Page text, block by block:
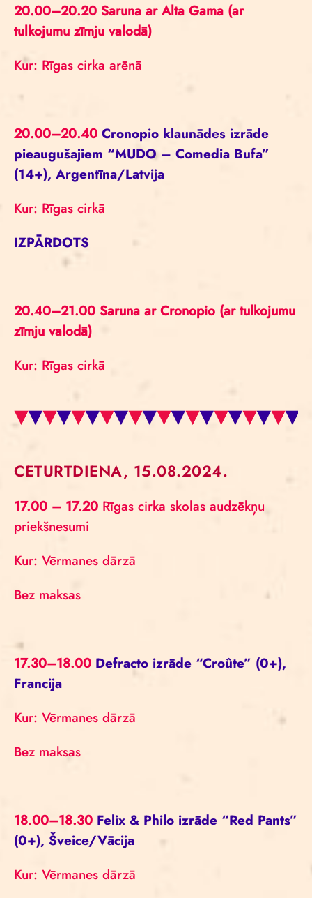
20.00–20.20 Saruna ar Alta Gama (ar
tulkojumu zīmju valodā)
Kur: Rīgas cirka arēnā
20.00–20.40 Cronopio klaunādes izrāde
pieaugušajiem “MUDO – Comedia Bufa”
(14+), Argentīna/Latvija
Kur: Rīgas cirkā
IZPĀRDOTS
20.40–21.00 Saruna ar Cronopio (ar tulkojumu
zīmju valodā)
Kur: Rīgas cirkā
CETURTDIENA, 15.08.2024.
17.00 – 17.20 Rīgas cirka skolas audzēkņu
priekšnesumi
Kur: Vērmanes dārzā
Bez maksas
17.30–18.00 Defracto izrāde “Croûte” (0+),
Francija
Kur: Vērmanes dārzā
Bez maksas
18.00–18.30 Felix & Philo izrāde “Red Pants”
(0+), Šveice/Vācija
Kur: Vērmanes dārzā